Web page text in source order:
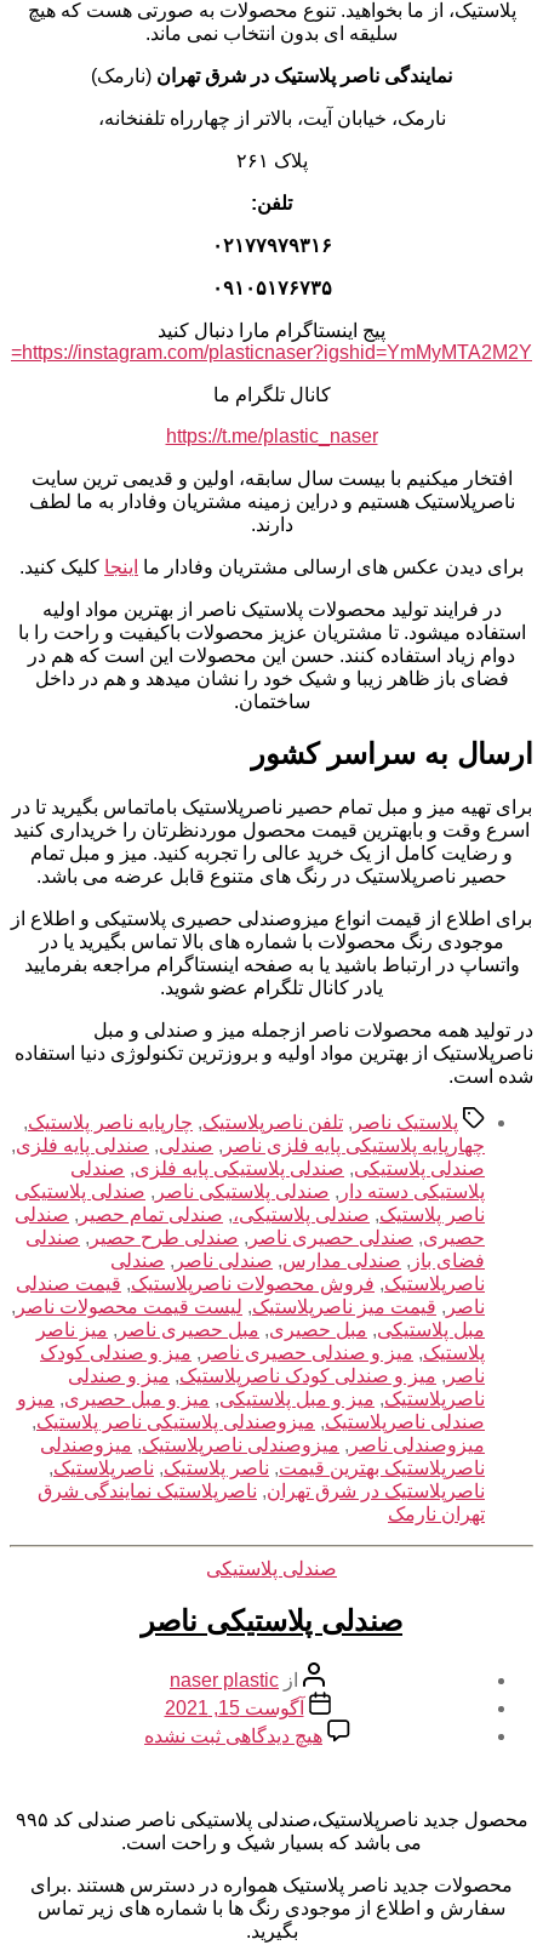
پلاستیک، از ما بخواهید. تنوع محصولات به صورتی هست که هیچ
سلیقه ای بدون انتخاب نمی ماند.
نمایندگی ناصر پلاستیک در شرق تهران (نارمک)
نارمک، خیابان آیت، بالاتر از چهارراه تلفنخانه،
پلاک ۲۶۱
تلفن:
۰۲۱۷۷۹۷۹۳۱۶
۰۹۱۰۵۱۷۶۷۳۵
پیج اینستاگرام مارا دنبال کنید
https://instagram.com/plasticnaser?igshid=YmMyMTA2M2Y=
کانال تلگرام ما
https://t.me/plastic_naser
افتخار میکنیم با بیست سال سابقه، اولین و قدیمی ترین سایت
ناصرپلاستیک هستیم و دراین زمینه مشتریان وفادار به ما لطف
دارند.
برای دیدن عکس های ارسالی مشتریان وفادار ما اینجا کلیک کنید.
در فرایند تولید محصولات پلاستیک ناصر از بهترین مواد اولیه
استفاده میشود. تا مشتریان عزیز محصولات باکیفیت و راحت را با
دوام زیاد استفاده کنند. حسن این محصولات این است که هم در
فضای باز ظاهر زیبا و شیک خود را نشان میدهد و هم در داخل
ساختمان.
ارسال به سراسر کشور
برای تهیه میز و مبل تمام حصیر ناصرپلاستیک باماتماس بگیرید تا در
اسرع وقت و بابهترین قیمت محصول موردنظرتان را خریداری کنید
و رضایت کامل از یک خرید عالی را تجربه کنید. میز و مبل تمام
حصیر ناصرپلاستیک در رنگ های متنوع قابل عرضه می باشد.
برای اطلاع از قیمت انواع میزوصندلی حصیری پلاستیکی و اطلاع از
موجودی رنگ محصولات با شماره های بالا تماس بگیرید یا در
واتساپ در ارتباط باشید یا به صفحه اینستاگرام مراجعه بفرمایید
یادر کانال تلگرام عضو شوید.
در تولید همه محصولات ناصر ازجمله میز و صندلی و مبل
ناصرپلاستیک از بهترین مواد اولیه و بروزترین تکنولوژی دنیا استفاده
شده است.
برچسب‌ها
پلاستیک ناصر , تلفن ناصرپلاستیک, چارپایه ناصر پلاستیک,
چهارپایه پلاستیکی پایه فلزی ناصر , صندلی, صندلی پایه فلزی,
صندلی پلاستیکی, صندلی پلاستیکی پایه فلزی, صندلی
پلاستیکی دسته دار , صندلی پلاستیکی ناصر , صندلی پلاستیکی
ناصر پلاستیک, صندلی پلاستیکی،, صندلی تمام حصیر , صندلی
حصیری, صندلی حصیری ناصر , صندلی طرح حصیر , صندلی
فضای باز , صندلی مدارس, صندلی ناصر , صندلی
ناصرپلاستیک, فروش محصولات ناصرپلاستیک, قیمت صندلی
ناصر , قیمت میز ناصرپلاستیک, لیست قیمت محصولات ناصر ,
مبل پلاستیکی, مبل حصیری, مبل حصیری ناصر , میز ناصر
پلاستیک, میز و صندلی حصیری ناصر , میز و صندلی کودک
ناصر , میز و صندلی کودک ناصرپلاستیک, میز و صندلی
ناصرپلاستیک, میز و مبل پلاستیکی, میز و مبل حصیری, میزو
صندلی ناصرپلاستیک, میزوصندلی پلاستیکی ناصر پلاستیک,
میزوصندلی ناصر , میزوصندلی ناصرپلاستیک, میزوصندلی
ناصرپلاستیک بهترین قیمت, ناصر پلاستیک, ناصرپلاستیک,
ناصرپلاستیک در شرق تهران, ناصرپلاستیک نمایندگی شرق
تهران نارمک
دسته‌ها
صندلی پلاستیکی
صندلی پلاستیکی ناصر
نویسنده
نوشته
از naser plastic
تاریخ
نوشته
آگوست 15, 2021
هیچ دیدگاهی برای
ثبت نشده
محصول جدید ناصرپلاستیک،صندلی پلاستیکی ناصر صندلی کد ۹۹۵
می باشد که بسیار شیک و راحت است.
محصولات جدید ناصر پلاستیک همواره در دسترس هستند .برای
سفارش و اطلاع از موجودی رنگ ها با شماره های زیر تماس
بگیرید.